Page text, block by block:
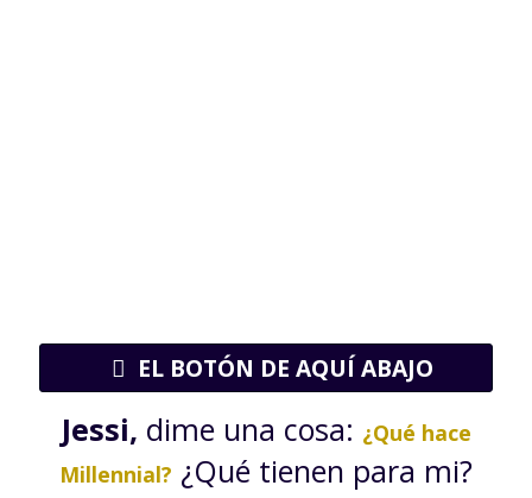
EL BOTÓN DE AQUÍ ABAJO
Jessi, dime una cosa: ¿Qué hace
Millennial? ¿Qué tienen para mi?